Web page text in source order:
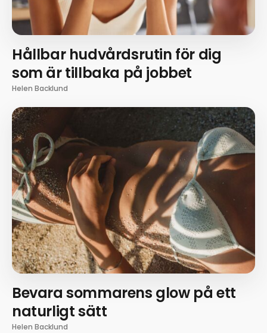
Hållbar hudvårdsrutin för dig
som är tillbaka på jobbet
Helen Backlund
Bevara sommarens glow på ett
naturligt sätt
Helen Backlund